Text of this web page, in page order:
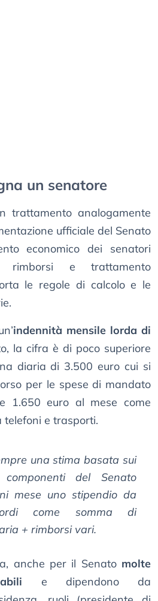
un senatore
trattamento analogamente
ufficiale del Senato
economico dei senatori
rimborsi e trattamento
le regole di calcolo e le
indennità mensile lorda di
la cifra è di poco superiore
diaria di 3.500 euro cui si
per le spese di mandato
1.650 euro al mese come
e trasporti.
una stima basata sui
del Senato
mese uno stipendio da
come somma di
+ rimborsi vari.
anche per il Senato molte
e dipendono da